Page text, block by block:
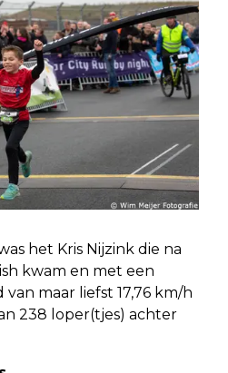
het Kris Nijzink die na
kwam en met een
maar liefst 17,76 km/h
238 loper(tjes) achter